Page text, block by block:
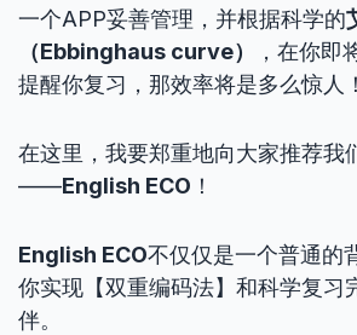
一个APP妥善管理，并根据科学的
（Ebbinghaus curve）
，在你即
提醒你复习，那效率将是多么惊人！
在这里，我要郑重地向大家推荐我
——English ECO ！
English ECO不仅仅是一个普通的
你实现【双重编码法】和科学复习
伴。